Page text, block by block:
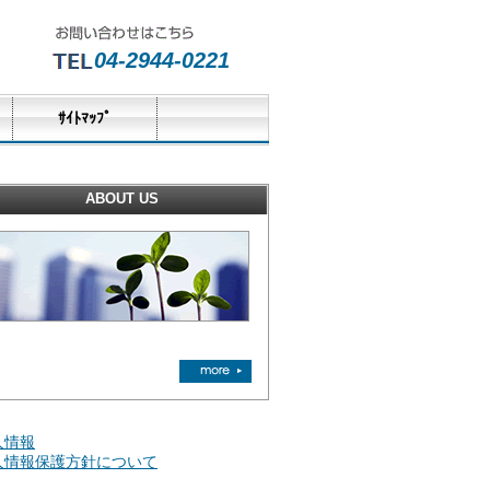
04-2944-0221
ｻｲﾄﾏｯﾌﾟ
ABOUT US
情報
情報保護方針について